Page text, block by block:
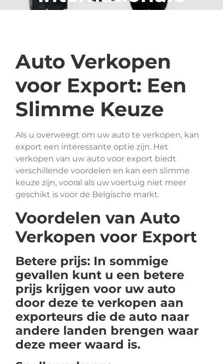
Auto Verkopen
voor Export: Een
Slimme Keuze
Als u overweegt om uw auto te verkopen, kan
export een interessante optie zijn. Het
verkopen van uw auto voor export biedt
verschillende voordelen en kan een slimme
keuze zijn, vooral als uw voertuig niet meer
geschikt is voor de Belgische markt.
Voordelen van Auto
Verkopen voor Export
Betere prijs: In sommige
gevallen kunt u een betere
prijs krijgen voor uw auto
door deze te verkopen aan
exporteurs die de auto naar
andere landen brengen waar
deze meer waard is.